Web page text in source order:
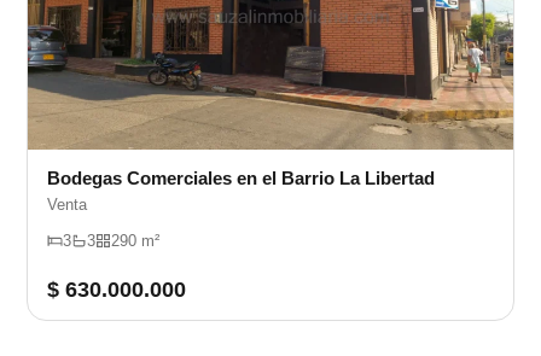
Bodegas Comerciales en el Barrio La Libertad
Venta
3 3 290 m²
$ 630.000.000